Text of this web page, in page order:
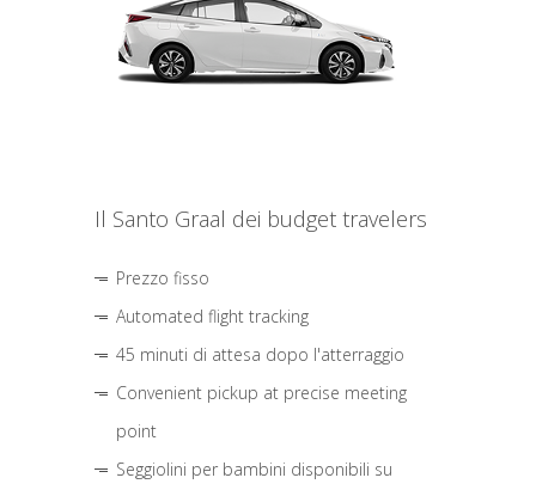
Il Santo Graal dei budget travelers
Prezzo fisso
Automated flight tracking
45 minuti di attesa dopo l'atterraggio
Convenient pickup at precise meeting
point
Seggiolini per bambini disponibili su